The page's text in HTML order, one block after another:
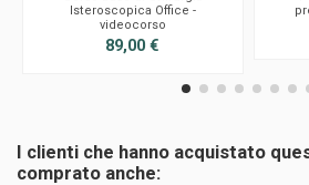
Isteroscopica Office -
videocorso
89,00 €
I clienti che hanno acquistato
comprato anche: